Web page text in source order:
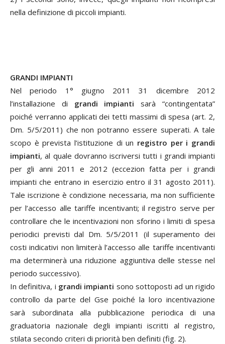
nella definizione di piccoli impianti.
GRANDI IMPIANTI
Nel periodo 1° giugno 2011 31 dicembre 2012
l’installazione di grandi impianti sarà “contingentata”
poiché verranno applicati dei tetti massimi di spesa (art. 2,
Dm. 5/5/2011) che non potranno essere superati. A tale
scopo è prevista l’istituzione di un registro per i grandi
impianti, al quale dovranno iscriversi tutti i grandi impianti
per gli anni 2011 e 2012 (eccezion fatta per i grandi
impianti che entrano in esercizio entro il 31 agosto 2011).
Tale iscrizione è condizione necessaria, ma non sufficiente
per l’accesso alle tariffe incentivanti; il registro serve per
controllare che le incentivazioni non sforino i limiti di spesa
periodici previsti dal Dm. 5/5/2011 (il superamento dei
costi indicativi non limiterà l’accesso alle tariffe incentivanti
ma determinerà una riduzione aggiuntiva delle stesse nel
periodo successivo).
In definitiva, i grandi impianti sono sottoposti ad un rigido
controllo da parte del Gse poiché la loro incentivazione
sarà subordinata alla pubblicazione periodica di una
graduatoria nazionale degli impianti iscritti al registro,
stilata secondo criteri di priorità ben definiti (fig. 2).